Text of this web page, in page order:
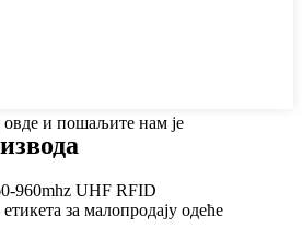
и пошаљите нам је